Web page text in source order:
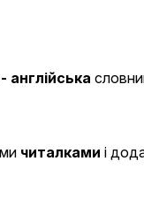
англійська
читалками і